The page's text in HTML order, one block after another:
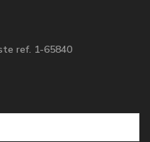
ref. 1-65840